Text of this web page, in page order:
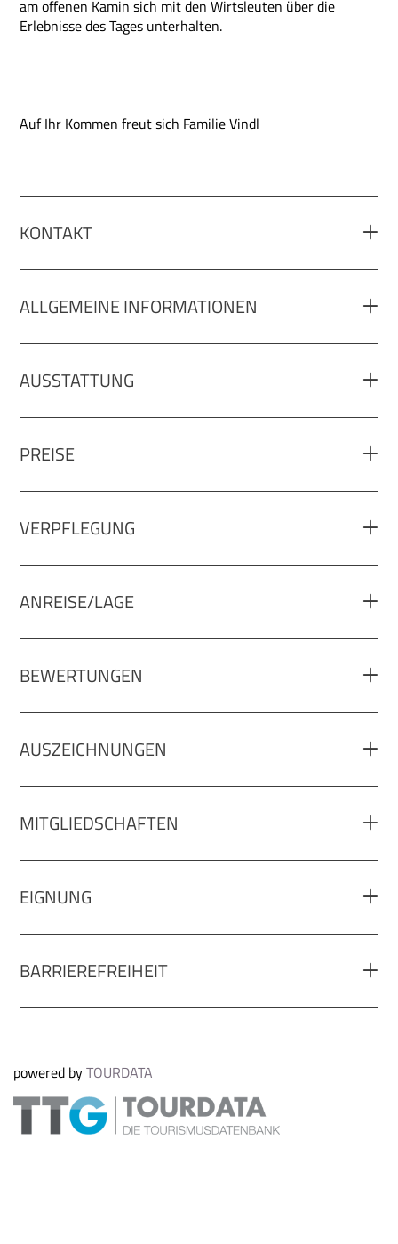
am offenen Kamin sich mit den Wirtsleuten über die
Erlebnisse des Tages unterhalten.
Auf Ihr Kommen freut sich Familie Vindl
KONTAKT
ALLGEMEINE INFORMATIONEN
AUSSTATTUNG
PREISE
VERPFLEGUNG
ANREISE/LAGE
BEWERTUNGEN
AUSZEICHNUNGEN
MITGLIEDSCHAFTEN
EIGNUNG
BARRIEREFREIHEIT
powered byTOURDATA